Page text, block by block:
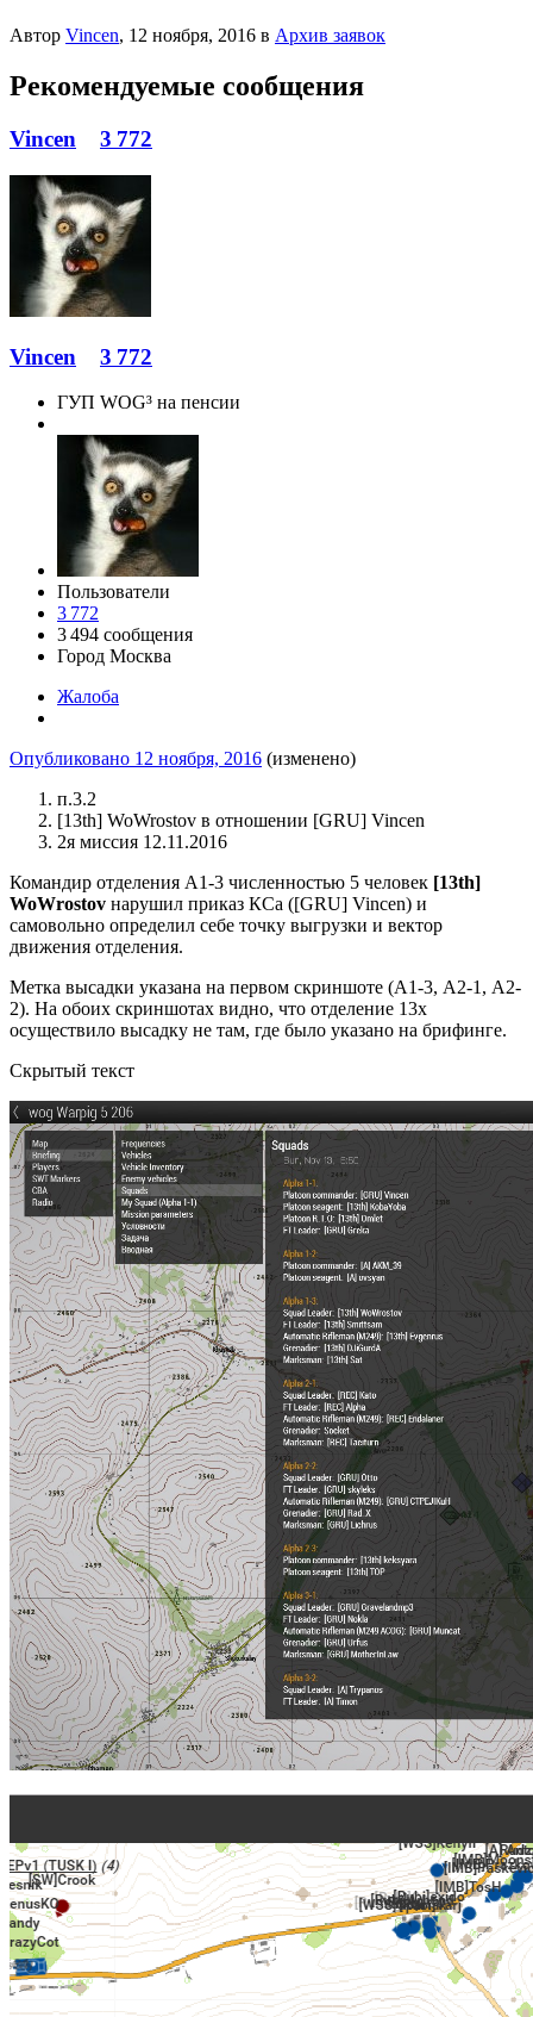
Автор Vincen, 12 ноября, 2016 в Архив заявок
Рекомендуемые сообщения
Vincen 3 772
Vincen 3 772
ГУП WOG³ на пенсии
Пользователи
3 772
3 494 сообщения
Город Москва
Жалоба
Опубликовано 12 ноября, 2016 (изменено)
п.3.2
[13th] WoWrostov в отношении [GRU] Vincen
2я миссия 12.11.2016
Командир отделения А1-3 численностью 5 человек [13th]
WoWrostov нарушил приказ КСа ([GRU] Vincen) и
самовольно определил себе точку выгрузки и вектор
движения отделения.
Метка высадки указана на первом скриншоте (А1-3, А2-1, А2-
2). На обоих скриншотах видно, что отделение 13х
осуществило высадку не там, где было указано на брифинге.
Скрытый текст